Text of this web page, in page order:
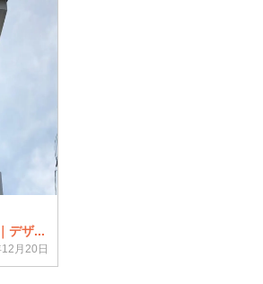
デザ...
月20日